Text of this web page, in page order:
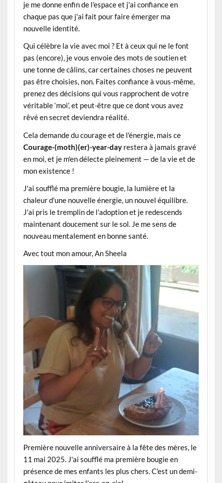
je me donne enfin de l'espace et j'ai confiance en
chaque pas que j'ai fait pour faire émerger ma
nouvelle identité.
Qui célèbre la vie avec moi ? Et à ceux qui ne le font
pas (encore), je vous envoie des mots de soutien et
une tonne de câlins, car certaines choses ne peuvent
pas être choisies, non. Faites confiance à vous-même,
prenez des décisions qui vous rapprochent de votre
véritable ‘moi’, et peut-être que ce dont vous avez
rêvé en secret deviendra réalité.
Cela demande du courage et de l'énergie, mais ce
Courage-(moth)(er)-year-day restera à jamais gravé
en moi, et je m'en délecte pleinement — de la vie et de
mon existence !
J'ai soufflé ma première bougie, la lumière et la
chaleur d'une nouvelle énergie, un nouvel équilibre.
J'ai pris le tremplin de l'adoption et je redescends
maintenant doucement sur le sol. Je me sens de
nouveau mentalement en bonne santé.
Avec tout mon amour, An Sheela
Première nouvelle anniversaire à la fête des mères, le
11 mai 2025. J'ai soufflé ma première bougie en
présence de mes enfants les plus chers. C'est un demi-